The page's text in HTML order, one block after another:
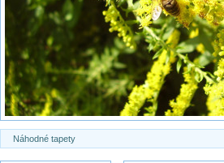
Náhodné tapety